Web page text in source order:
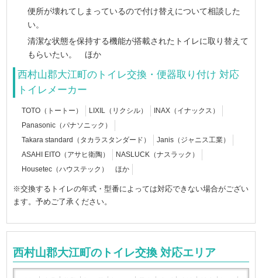
便所が壊れてしまっているので付け替えについて相談した
い。
清潔な状態を保持する機能が搭載されたトイレに取り替えて
もらいたい。 ほか
西村山郡大江町のトイレ交換・便器取り付け 対応
トイレメーカー
TOTO（トートー） LIXIL（リクシル）
INAX（イナックス）
Panasonic（パナソニック）
Takara standard（タカラスタンダード）
Janis（ジャニス工業）
ASAHI EITO（アサヒ衛陶）
NASLUCK（ナスラック）
Housetec（ハウステック） ほか
※交換するトイレの年式・型番によっては対応できない場合がござい
ます。予めご了承ください。
西村山郡大江町のトイレ交換 対応エリア